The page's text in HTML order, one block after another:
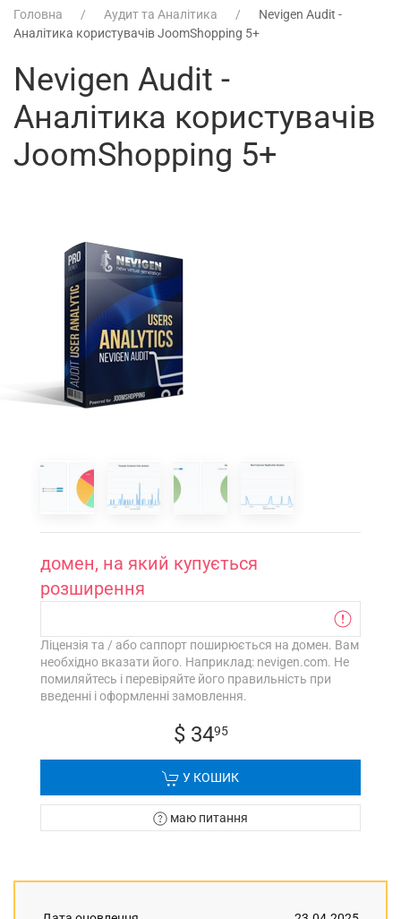
Головна Аудит та Аналітика
Nevigen Audit -
Аналітика користувачів JoomShopping 5+
Nevigen Audit -
Аналітика користувачів
JoomShopping 5+
домен, на який купується
розширення
Ліцензія та / або саппорт поширюється на домен. Вам
необхідно вказати його. Наприклад: nevigen.com. Не
помиляйтесь і перевіряйте його правильність при
введенні і оформленні замовлення.
$ 3495
У КОШИК
маю питання